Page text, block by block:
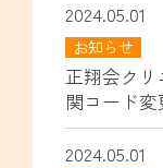
2024.05.01
お知らせ
正翔会ク
関コード
2024.05.01